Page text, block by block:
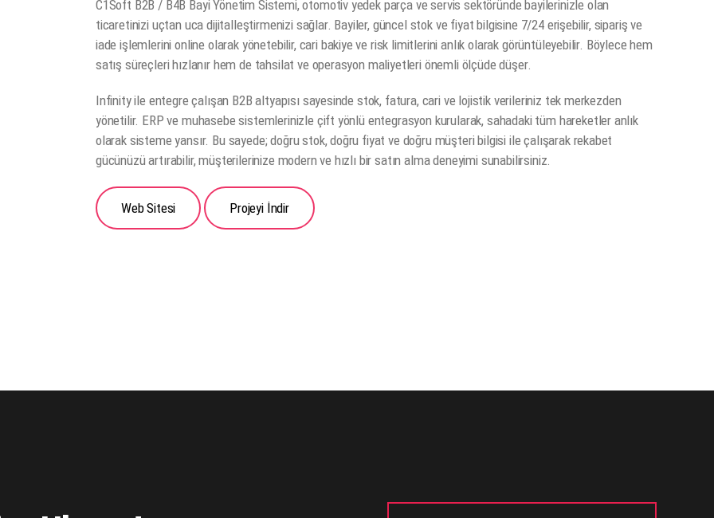
C1Soft B2B / B4B Bayi Yönetim Sistemi, otomotiv yedek parça ve servis sektöründe bayilerinizle olan
ticaretinizi uçtan uca dijitalleştirmenizi sağlar. Bayiler, güncel stok ve fiyat bilgisine 7/24 erişebilir, sipariş ve
iade işlemlerini online olarak yönetebilir, cari bakiye ve risk limitlerini anlık olarak görüntüleyebilir. Böylece hem
satış süreçleri hızlanır hem de tahsilat ve operasyon maliyetleri önemli ölçüde düşer.
Infinity ile entegre çalışan B2B altyapısı sayesinde stok, fatura, cari ve lojistik verileriniz tek merkezden
yönetilir. ERP ve muhasebe sistemlerinizle çift yönlü entegrasyon kurularak, sahadaki tüm hareketler anlık
olarak sisteme yansır. Bu sayede; doğru stok, doğru fiyat ve doğru müşteri bilgisi ile çalışarak rekabet
gücünüzü artırabilir, müşterilerinize modern ve hızlı bir satın alma deneyimi sunabilirsiniz.
Web Sitesi Projeyi İndir